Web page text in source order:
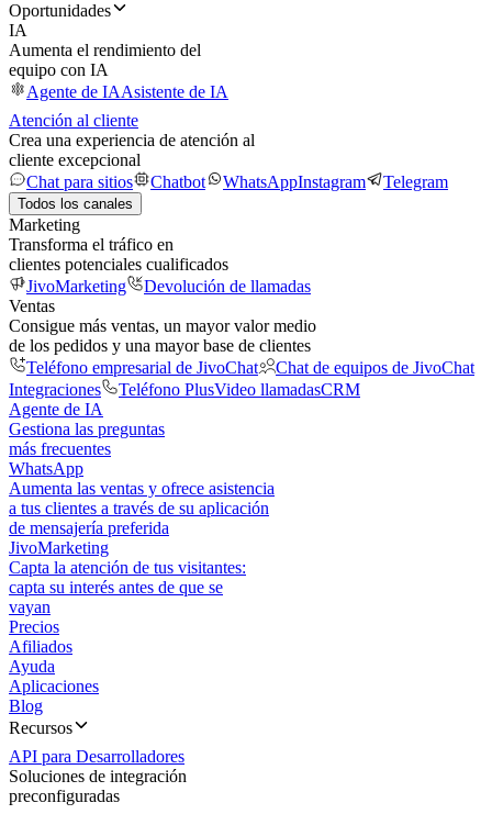
Oportunidades
IA
Aumenta el rendimiento del
equipo con IA
Agente de IAAsistente de IA
Atención al cliente
Crea una experiencia de atención al
cliente excepcional
Chat para sitios
Chatbot WhatsAppInstagram Telegram
Todos los canales
Marketing
Transforma el tráfico en
clientes potenciales cualificados
JivoMarketing
Devolución de llamadas
Ventas
Consigue más ventas, un mayor valor medio
de los pedidos y una mayor base de clientes
Teléfono empresarial de JivoChat
Chat de equipos de JivoChat
Integraciones
Teléfono PlusVideo llamadasCRM
Agente de IA
Gestiona las preguntas
más frecuentes
WhatsApp
Aumenta las ventas y ofrece asistencia
a tus clientes a través de su aplicación
de mensajería preferida
JivoMarketing
Capta la atención de tus visitantes:
capta su interés antes de que se
vayan
Precios
Afiliados
Ayuda
Aplicaciones
Blog
Recursos
API para Desarrolladores
Soluciones de integración
preconfiguradas